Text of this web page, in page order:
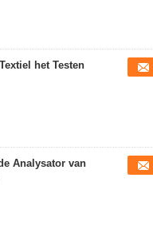
het Testen
Analysator van